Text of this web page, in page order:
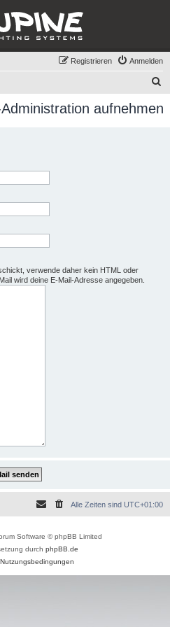
Anmelden
Registrieren
c
aufnehmen
verwende daher kein HTML oder
wird deine E-Mail-Adresse angegeben.
Alle Zeiten sind UTC+01:00
Software © phpBB Limited
durch phpBB.de
Nutzungsbedingungen